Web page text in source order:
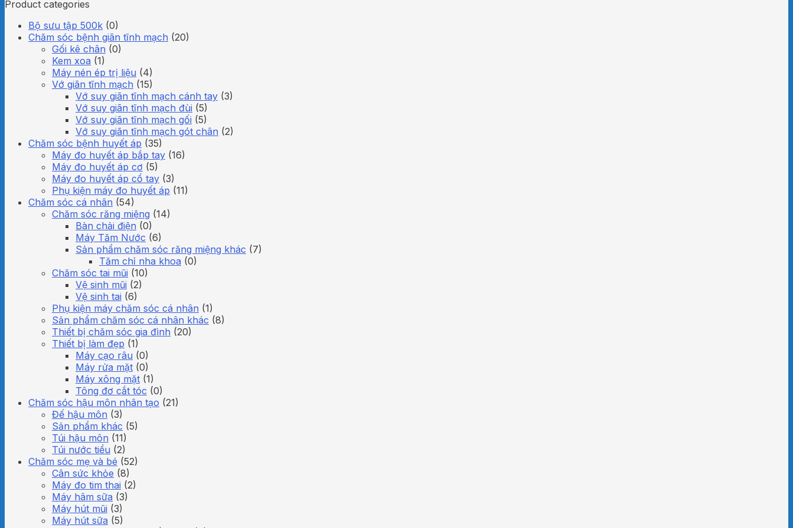
Product categories
Bộ sưu tập 500k (0)
Chăm sóc bệnh giãn tĩnh mạch (20)
Gối kê chân (0)
Kem xoa (1)
Máy nén ép trị liệu (4)
Vớ giãn tĩnh mạch (15)
Vớ suy giãn tĩnh mạch cánh tay (3)
Vớ suy giãn tĩnh mạch đùi (5)
Vớ suy giãn tĩnh mạch gối (5)
Vớ suy giãn tĩnh mạch gót chân (2)
Chăm sóc bệnh huyết áp (35)
Máy đo huyết áp bắp tay (16)
Máy đo huyết áp cơ (5)
Máy đo huyết áp cổ tay (3)
Phụ kiện máy đo huyết áp (11)
Chăm sóc cá nhân (54)
Chăm sóc răng miệng (14)
Bàn chải điện (0)
Máy Tăm Nước (6)
Sản phẩm chăm sóc răng miệng khác (7)
Tăm chỉ nha khoa (0)
Chăm sóc tai mũi (10)
Vệ sinh mũi (2)
Vệ sinh tai (6)
Phụ kiện máy chăm sóc cá nhân (1)
Sản phẩm chăm sóc cá nhân khác (8)
Thiết bị chăm sóc gia đình (20)
Thiết bị làm đẹp (1)
Máy cạo râu (0)
Máy rửa mặt (0)
Máy xông mặt (1)
Tông đơ cắt tóc (0)
Chăm sóc hậu môn nhân tạo (21)
Đế hậu môn (3)
Sản phẩm khác (5)
Túi hậu môn (11)
Túi nước tiểu (2)
Chăm sóc mẹ và bé (52)
Cân sức khỏe (8)
Máy đo tim thai (2)
Máy hâm sữa (3)
Máy hút mũi (3)
Máy hút sữa (5)